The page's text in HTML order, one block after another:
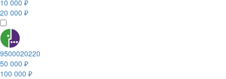
10 000 ₽
20 000 ₽
9500020220
50 000 ₽
100 000 ₽